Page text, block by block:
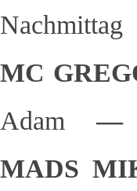
Nachmittag
MC
Adam
—
MADS